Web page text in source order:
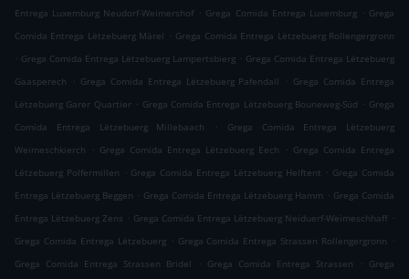
Entrega Luxemburg Neudorf-Weimershof . Grega Comida Entrega Luxemburg . Grega
Comida Entrega Lëtzebuerg Märel . Grega Comida Entrega Lëtzebuerg Rollengergronn
. Grega Comida Entrega Lëtzebuerg Lampertsbierg . Grega Comida Entrega Lëtzebuerg
Gaasperech
. Grega Comida Entrega Lëtzebuerg Pafendall . Grega Comida Entrega
Lëtzebuerg Garer Quartier . Grega Comida Entrega Lëtzebuerg Bouneweg-Süd . Grega
Comida Entrega Lëtzebuerg Millebaach
.
Grega Comida Entrega Lëtzebuerg
Weimeschkierch
. Grega Comida Entrega Lëtzebuerg Eech . Grega Comida Entrega
Lëtzebuerg Polfermillen . Grega Comida Entrega Lëtzebuerg Helftent . Grega Comida
Entrega Lëtzebuerg Beggen . Grega Comida Entrega Lëtzebuerg Hamm . Grega Comida
Entrega Lëtzebuerg Zens . Grega Comida Entrega Lëtzebuerg Neiduerf-Weimeschhaff .
Grega Comida Entrega Lëtzebuerg . Grega Comida Entrega Strassen Rollengergronn .
Grega Comida Entrega Strassen Bridel
. Grega Comida Entrega Strassen . Grega